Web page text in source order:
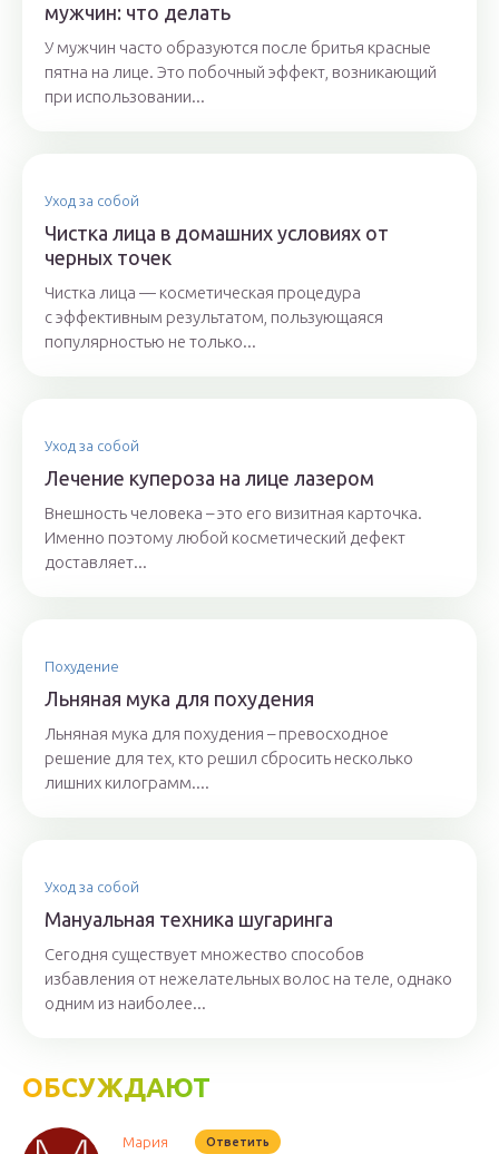
мужчин: что делать
У мужчин часто образуются после бритья красные
пятна на лице. Это побочный эффект, возникающий
при использовании...
Уход за собой
Чистка лица в домашних условиях от
черных точек
Чистка лица — косметическая процедура
с эффективным результатом, пользующаяся
популярностью не только...
Уход за собой
Лечение купероза на лице лазером
Внешность человека – это его визитная карточка.
Именно поэтому любой косметический дефект
доставляет...
Похудение
Льняная мука для похудения
Льняная мука для похудения – превосходное
решение для тех, кто решил сбросить несколько
лишних килограмм....
Уход за собой
Мануальная техника шугаринга
Сегодня существует множество способов
избавления от нежелательных волос на теле, однако
одним из наиболее...
ОБСУЖДАЮТ
Мария Ответить